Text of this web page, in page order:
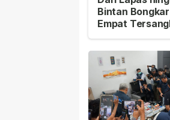
Bintan
Empat